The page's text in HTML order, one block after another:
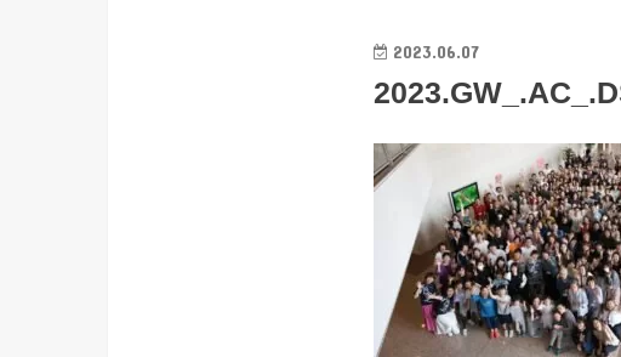
2023.06.07